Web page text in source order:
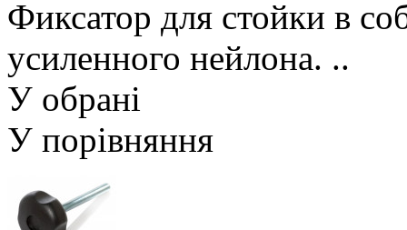
Фиксатор для стойки в
усиленного нейлона. ..
У обрані
У порівняння